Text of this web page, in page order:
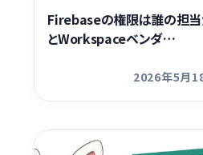
Firebaseの権限は誰の担
とWorkspaceベンダ…
更新日
2026年5月